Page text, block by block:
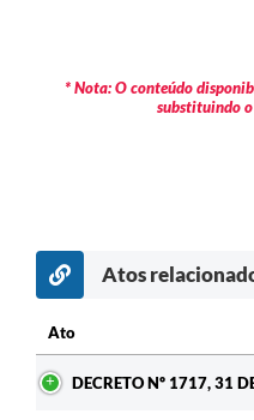
* Nota: O conteúdo
substituindo
Atos
Ato
DECRETO Nº 1717, 31